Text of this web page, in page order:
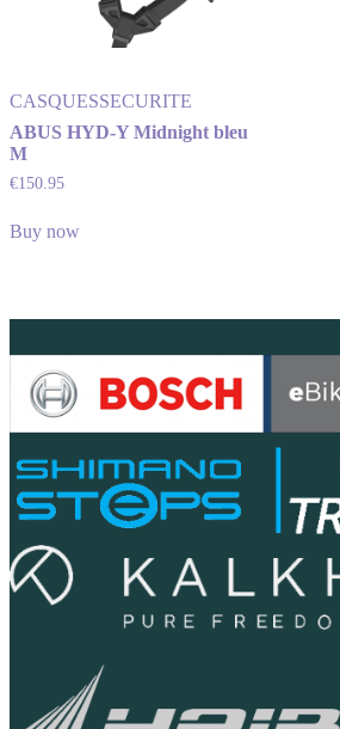
CASQUESSECURITE
ABUS HYD-Y Midnight bleu
M
€150.95
Buy now